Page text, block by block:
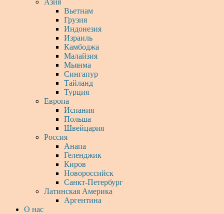
Азия
Вьетнам
Грузия
Индонезия
Израиль
Камбоджа
Малайзия
Мьянма
Сингапур
Тайланд
Турция
Европа
Испания
Польша
Швейцария
Россия
Анапа
Геленджик
Киров
Новороссийск
Санкт-Петербург
Латинская Америка
Аргентина
О нас